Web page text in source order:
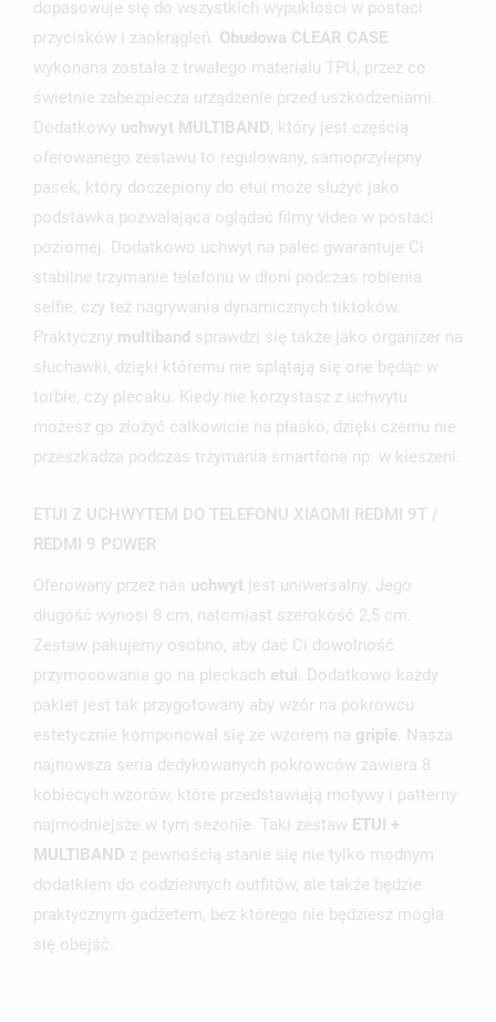
dopasowuje się do wszystkich wypukłości w postaci
przycisków i zaokrągleń. Obudowa CLEAR CASE
wykonana została z trwałego materiału TPU, przez co
świetnie zabezpiecza urządzenie przed uszkodzeniami.
Dodatkowy uchwyt MULTIBAND, który jest częścią
oferowanego zestawu to regulowany, samoprzylepny
pasek, który doczepiony do etui może służyć jako
podstawka pozwalająca oglądać filmy video w postaci
poziomej. Dodatkowo uchwyt na palec gwarantuje Ci
stabilne trzymanie telefonu w dłoni podczas robienia
selfie, czy też nagrywania dynamicznych tiktoków.
Praktyczny multiband sprawdzi się także jako organizer na
słuchawki, dzięki któremu nie splątają się one będąc w
torbie, czy plecaku. Kiedy nie korzystasz z uchwytu
możesz go złożyć całkowicie na płasko, dzięki czemu nie
przeszkadza podczas trzymania smartfona np. w kieszeni.
ETUI Z UCHWYTEM DO TELEFONU XIAOMI REDMI 9T /
REDMI 9 POWER
Oferowany przez nas uchwyt jest uniwersalny. Jego
długość wynosi 8 cm, natomiast szerokość 2,5 cm.
Zestaw pakujemy osobno, aby dać Ci dowolność
przymocowania go na pleckach etui . Dodatkowo każdy
pakiet jest tak przygotowany aby wzór na pokrowcu
estetycznie komponował się ze wzorem na gripie . Nasza
najnowsza seria dedykowanych pokrowców zawiera 8
kobiecych wzorów, które przedstawiają motywy i patterny
najmodniejsze w tym sezonie. Taki zestaw ETUI +
MULTIBAND z pewnością stanie się nie tylko modnym
dodatkiem do codziennych outfitów, ale także będzie
praktycznym gadżetem, bez którego nie będziesz mogła
się obejść.
MOJE LISTY ŻYCZEŃ
add_circle_outline UTWÓRZ NOWĄ LISTĘ
UTWÓRZ LISTĘ ŻYCZEŃ
NAZWA LISTY ŻYCZEŃ
ANULUJ UTWÓRZ LISTĘ ŻYCZEŃ
ZALOGUJ SIĘ
MUSISZ BYĆ ZALOGOWANY BY ZAPISAĆ PRODUKTY NA
SWOJEJ LIŚCIE ŻYCZEŃ.
ANULUJ ZALOGUJ SIĘ